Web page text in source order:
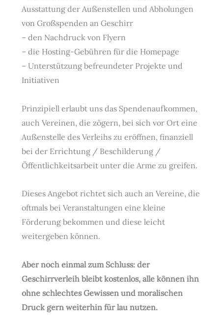
Ausstattung der Außenstellen und Abholungen
von Großspenden an Geschirr
– den Nachdruck von Flyern
– die Hosting-Gebühren für die Homepage
– Unterstützung befreundeter Projekte und
Initiativen
Prinzipiell erlaubt uns das Spendenaufkommen,
auch Vereinen, die zögern, bei sich vor Ort eine
Außenstelle des Verleihs zu eröffnen, finanziell
bei der Errichtung / Beschilderung /
Öffentlichkeitsarbeit unter die Arme zu greifen.
Dieses Angebot richtet sich auch an Vereine, die
oftmals bei Veranstaltungen eine kleine
Förderung bekommen und diese leicht
weitergeben können.
Aber noch einmal zum Schluss: der
Geschirrverleih bleibt kostenlos, alle können ihn
ohne schlechtes Gewissen und moralischen
Druck gern weiterhin für lau nutzen.